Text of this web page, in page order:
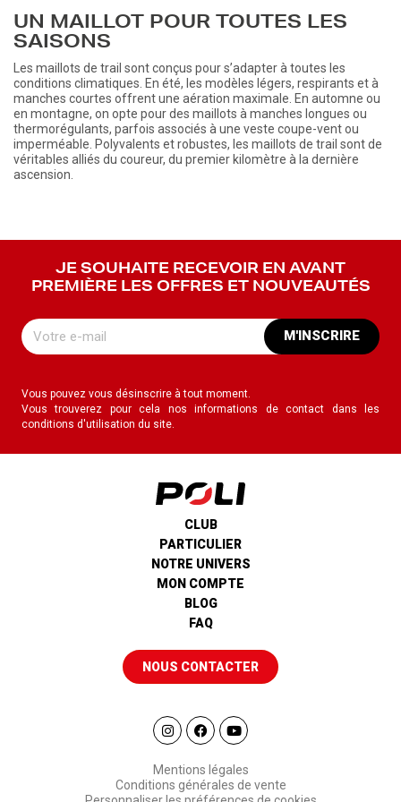
UN MAILLOT POUR TOUTES LES
SAISONS
Les maillots de trail sont conçus pour s’adapter à toutes les
conditions climatiques. En été, les modèles légers, respirants et à
manches courtes offrent une aération maximale. En automne ou
en montagne, on opte pour des maillots à manches longues ou
thermorégulants, parfois associés à une veste coupe-vent ou
imperméable. Polyvalents et robustes, les maillots de trail sont de
véritables alliés du coureur, du premier kilomètre à la dernière
ascension.
JE SOUHAITE RECEVOIR EN AVANT
PREMIÈRE LES OFFRES ET NOUVEAUTÉS
M'INSCRIRE
Vous pouvez vous désinscrire à tout moment.
Vous trouverez pour cela nos informations de contact dans les
conditions d'utilisation du site.
CLUB
PARTICULIER
NOTRE UNIVERS
MON COMPTE
BLOG
FAQ
NOUS CONTACTER
Mentions légales
Conditions générales de vente